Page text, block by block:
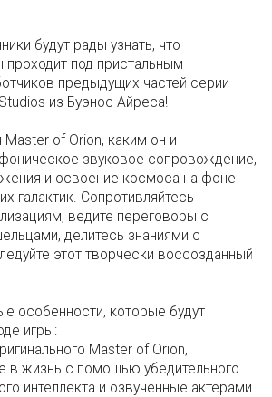
будут рады узнать, что
под пристальным
предыдущих частей серии
из Буэнос-Айреса!
Master of Orion, каким он и
звуковое сопровождение,
и освоение космоса на фоне
галактик. Сопротивляйтесь
ведите переговоры с
делитесь знаниями с
этот творчески воссозданный
особенности, которые будут
игры:
Master of Orion,
в жизнь с помощью убедительного
интеллекта и озвученные актёрами